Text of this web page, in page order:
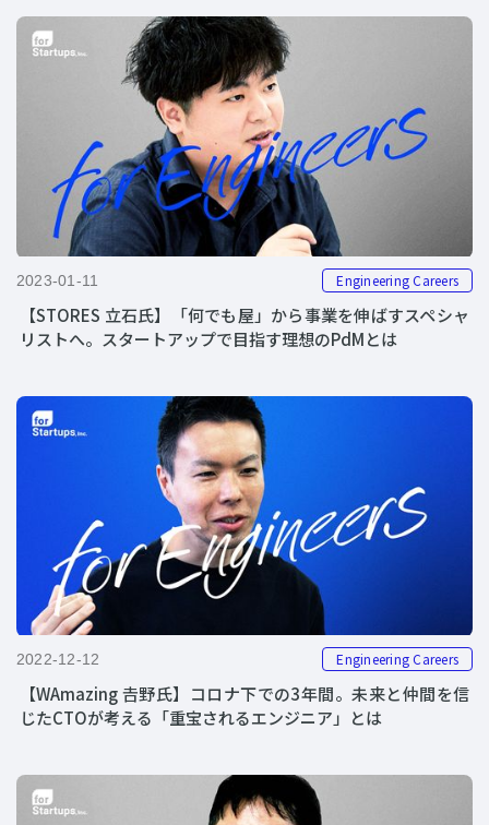
2023-01-11 Engineering Careers
【STORES 立石氏】「何でも屋」から事業を伸ばすスペシャ
リストへ。スタートアップで目指す理想のPdMとは
2022-12-12 Engineering Careers
【WAmazing 𠮷野氏】コロナ下での3年間。未来と仲間を信
じたCTOが考える「重宝されるエンジニア」とは